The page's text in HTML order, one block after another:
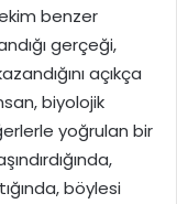
benzer
gerçeği,
açıkça
biyolojik
yoğrulan bir
böylesi